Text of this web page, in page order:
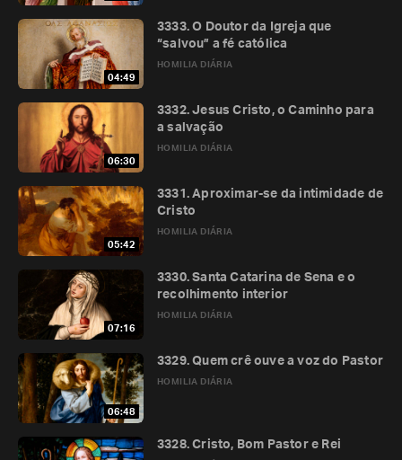
04:49
HOMILIA DIÁRIA
3333. O Doutor da Igreja que
“salvou” a fé católica
06:30
HOMILIA DIÁRIA
3332. Jesus Cristo, o Caminho para
a salvação
05:42
HOMILIA DIÁRIA
3331. Aproximar-se da intimidade de
Cristo
07:16
HOMILIA DIÁRIA
3330. Santa Catarina de Sena e o
recolhimento interior
06:48
HOMILIA DIÁRIA
3329. Quem crê ouve a voz do Pastor
3328. Cristo, Bom Pastor e Rei